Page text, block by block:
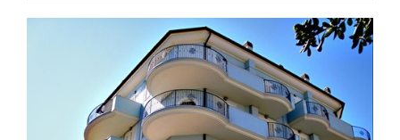
San Benedetto del Tronto